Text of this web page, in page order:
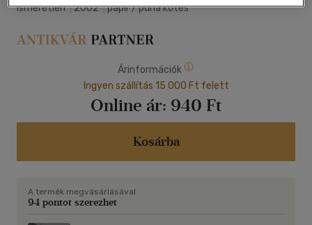
Ismeretlen|2002|papír / puha kötés
Árinformációk
Ingyen szállítás 15 000 Ft felett
Online ár: 940 Ft
Kosárba
A termék megvásárlásával
94 pontot szerezhet